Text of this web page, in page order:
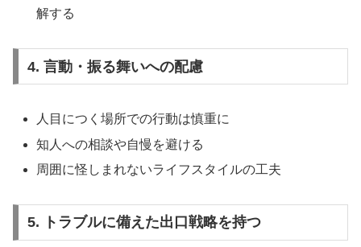
解する
4. 言動・振る舞いへの配慮
人目につく場所での行動は慎重に
知人への相談や自慢を避ける
周囲に怪しまれないライフスタイルの工夫
5. トラブルに備えた出口戦略を持つ